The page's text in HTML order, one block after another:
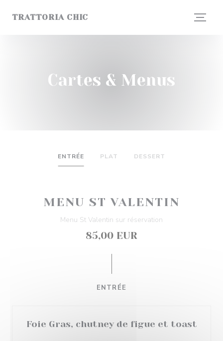
TRATTORIA CHIC
Cartes & Menus
ENTRÉE PLAT DESSERT
MENU ST VALENTIN
Menu St Valentin sur réservation
85,00 EUR
ENTRÉE
Foie Gras, chutney de figue et toast